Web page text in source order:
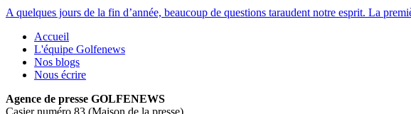
A quelques jours de la fin d’année, beaucoup de questions taraudent notre esprit. La
Accueil
L'équipe Golfenews
Nos blogs
Nous écrire
Agence de presse GOLFENEWS
Casier numéro 83 (Maison de la presse)